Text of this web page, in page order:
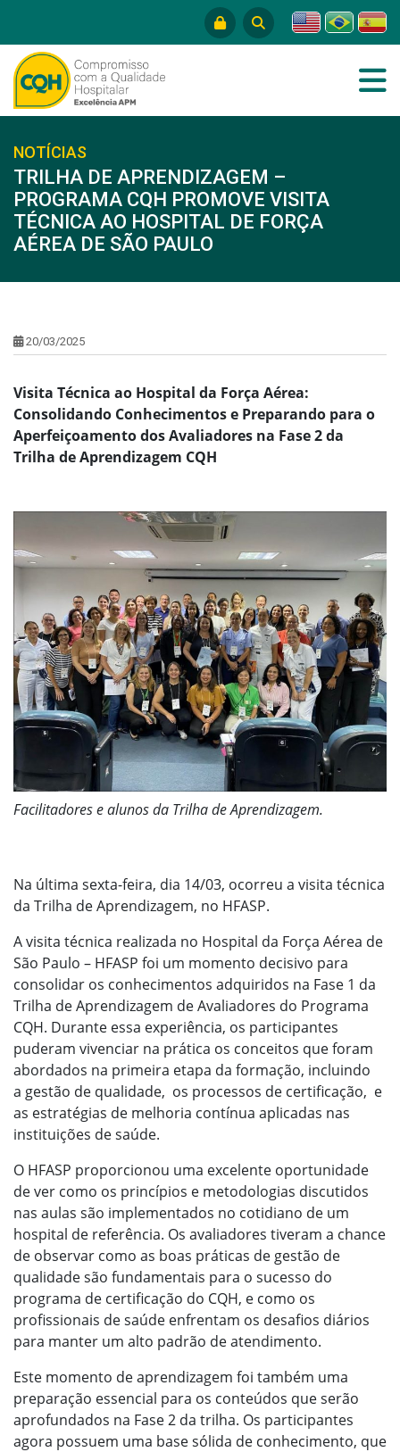
NOTÍCIAS
TRILHA DE APRENDIZAGEM –
PROGRAMA CQH PROMOVE VISITA
TÉCNICA AO HOSPITAL DE FORÇA
AÉREA DE SÃO PAULO
20/03/2025
Visita Técnica ao Hospital da Força Aérea:
Consolidando Conhecimentos e Preparando para o
Aperfeiçoamento dos Avaliadores na Fase 2 da
Trilha de Aprendizagem CQH
Facilitadores e alunos da Trilha de Aprendizagem.
Na última sexta-feira, dia 14/03, ocorreu a visita técnica
da Trilha de Aprendizagem, no HFASP.
A visita técnica realizada no Hospital da Força Aérea de
São Paulo – HFASP foi um momento decisivo para
consolidar os conhecimentos adquiridos na Fase 1 da
Trilha de Aprendizagem de Avaliadores do Programa
CQH. Durante essa experiência, os participantes
puderam vivenciar na prática os conceitos que foram
abordados na primeira etapa da formação, incluindo
a gestão de qualidade, os processos de certificação, e
as estratégias de melhoria contínua aplicadas nas
instituições de saúde.
O HFASP proporcionou uma excelente oportunidade
de ver como os princípios e metodologias discutidos
nas aulas são implementados no cotidiano de um
hospital de referência. Os avaliadores tiveram a chance
de observar como as boas práticas de gestão de
qualidade são fundamentais para o sucesso do
programa de certificação do CQH, e como os
profissionais de saúde enfrentam os desafios diários
para manter um alto padrão de atendimento.
Este momento de aprendizagem foi também uma
preparação essencial para os conteúdos que serão
aprofundados na Fase 2 da trilha. Os participantes
agora possuem uma base sólida de conhecimento, que